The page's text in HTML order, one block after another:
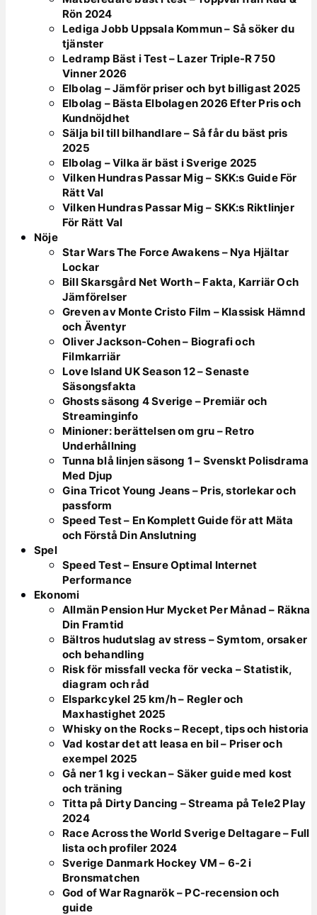
Rön 2024
Lediga Jobb Uppsala Kommun – Så söker du
tjänster
Ledramp Bäst i Test – Lazer Triple-R 750
Vinner 2026
Elbolag – Jämför priser och byt billigast 2025
Elbolag – Bästa Elbolagen 2026 Efter Pris och
Kundnöjdhet
Sälja bil till bilhandlare – Så får du bäst pris
2025
Elbolag – Vilka är bäst i Sverige 2025
Vilken Hundras Passar Mig – SKK:s Guide För
Rätt Val
Vilken Hundras Passar Mig – SKK:s Riktlinjer
För Rätt Val
Nöje
Star Wars The Force Awakens – Nya Hjältar
Lockar
Bill Skarsgård Net Worth – Fakta, Karriär Och
Jämförelser
Greven av Monte Cristo Film – Klassisk Hämnd
och Äventyr
Oliver Jackson-Cohen – Biografi och
Filmkarriär
Love Island UK Season 12 – Senaste
Säsongsfakta
Ghosts säsong 4 Sverige – Premiär och
Streaminginfo
Minioner: berättelsen om gru – Retro
Underhållning
Tunna blå linjen säsong 1 – Svenskt Polisdrama
Med Djup
Gina Tricot Young Jeans – Pris, storlekar och
passform
Speed Test – En Komplett Guide för att Mäta
och Förstå Din Anslutning
Spel
Speed Test – Ensure Optimal Internet
Performance
Ekonomi
Allmän Pension Hur Mycket Per Månad – Räkna
Din Framtid
Bältros hudutslag av stress – Symtom, orsaker
och behandling
Risk för missfall vecka för vecka – Statistik,
diagram och råd
Elsparkcykel 25 km/h – Regler och
Maxhastighet 2025
Whisky on the Rocks – Recept, tips och historia
Vad kostar det att leasa en bil – Priser och
exempel 2025
Gå ner 1 kg i veckan – Säker guide med kost
och träning
Titta på Dirty Dancing – Streama på Tele2 Play
2024
Race Across the World Sverige Deltagare – Full
lista och profiler 2024
Sverige Danmark Hockey VM – 6-2 i
Bronsmatchen
God of War Ragnarök – PC-recension och
guide